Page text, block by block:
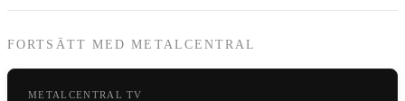
FORTSÄTT MED METALCENTRAL
METALCENTRAL TV